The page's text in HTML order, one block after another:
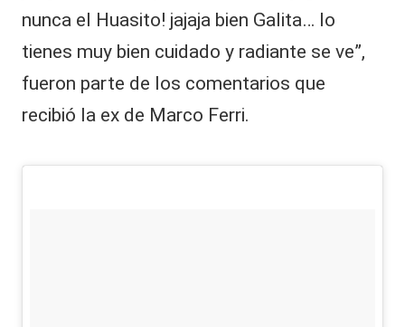
nunca el Huasito! jajaja bien Galita… lo
tienes muy bien cuidado y radiante se ve”,
fueron parte de los comentarios que
recibió la ex de Marco Ferri.